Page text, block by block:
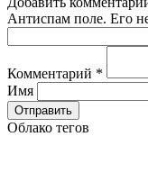
Антиспам поле. Его
Комментарий *
Имя
Облако тегов